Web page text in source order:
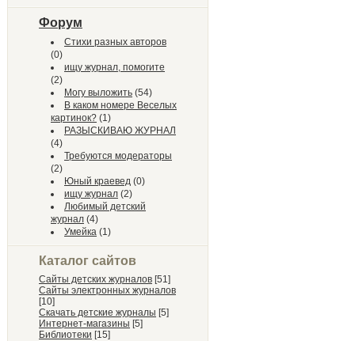
Форум
Стихи разных авторов
(0)
ищу журнал, помогите
(2)
Могу выложить (54)
В каком номере Веселых
картинок? (1)
РАЗЫСКИВАЮ ЖУРНАЛ
(4)
Требуются модераторы
(2)
Юный краевед (0)
ищу журнал (2)
Любимый детский
журнал (4)
Умейка (1)
Каталог сайтов
Сайты детских журналов [51]
Сайты электронных журналов
[10]
Скачать детские журналы [5]
Интернет-магазины [5]
Библиотеки [15]